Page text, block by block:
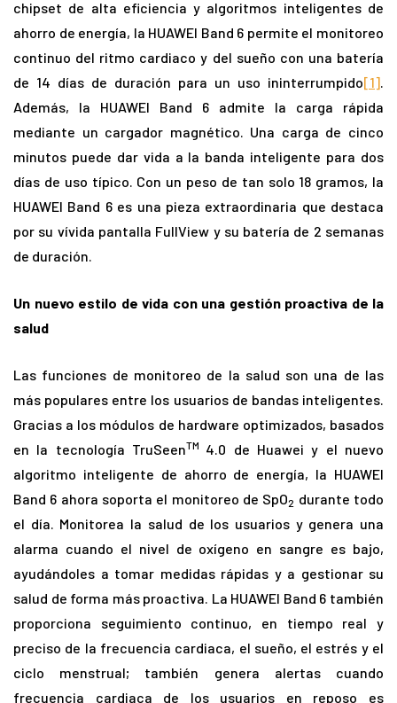
chipset de alta eficiencia y algoritmos inteligentes de
ahorro de energía, la HUAWEI Band 6 permite el monitoreo
continuo del ritmo cardiaco y del sueño con una batería
de 14 días de duración para un uso ininterrumpido[1].
Además, la HUAWEI Band 6 admite la carga rápida
mediante un cargador magnético. Una carga de cinco
minutos puede dar vida a la banda inteligente para dos
días de uso típico. Con un peso de tan solo 18 gramos, la
HUAWEI Band 6 es una pieza extraordinaria que destaca
por su vívida pantalla FullView y su batería de 2 semanas
de duración.
Un nuevo estilo de vida con una gestión proactiva de la
salud
Las funciones de monitoreo de la salud son una de las
más populares entre los usuarios de bandas inteligentes.
Gracias a los módulos de hardware optimizados, basados
en la tecnología TruSeenTM 4.0 de Huawei y el nuevo
algoritmo inteligente de ahorro de energía, la HUAWEI
Band 6 ahora soporta el monitoreo de SpO2 durante todo
el día. Monitorea la salud de los usuarios y genera una
alarma cuando el nivel de oxígeno en sangre es bajo,
ayudándoles a tomar medidas rápidas y a gestionar su
salud de forma más proactiva. La HUAWEI Band 6 también
proporciona seguimiento continuo, en tiempo real y
preciso de la frecuencia cardiaca, el sueño, el estrés y el
ciclo menstrual; también genera alertas cuando
frecuencia cardiaca de los usuarios en reposo es